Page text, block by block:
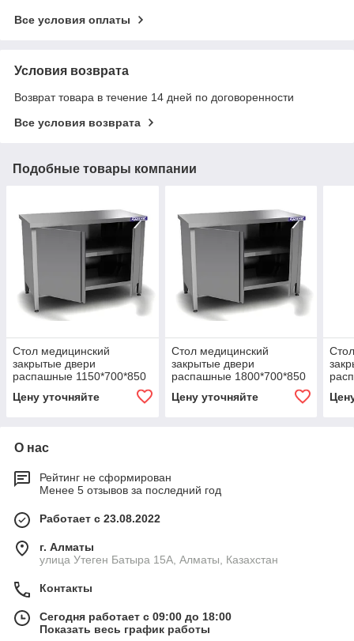
Все условия оплаты
Условия возврата
Возврат товара в течение 14 дней по договоренности
Все условия возврата
Подобные товары компании
Стол медицинский
закрытые двери
распашные 1150*700*850
Цену уточняйте
Стол медицинский
закрытые двери
распашные 1800*700*850
Цену уточняйте
О нас
Рейтинг не сформирован
Менее 5 отзывов за последний год
Работает с 23.08.2022
г. Алматы
улица Утеген Батыра 15А, Алматы, Казахстан
Контакты
Сегодня работает с 09:00 до 18:00
Показать весь график работы